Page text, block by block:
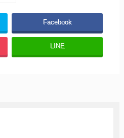
Facebook
LINE